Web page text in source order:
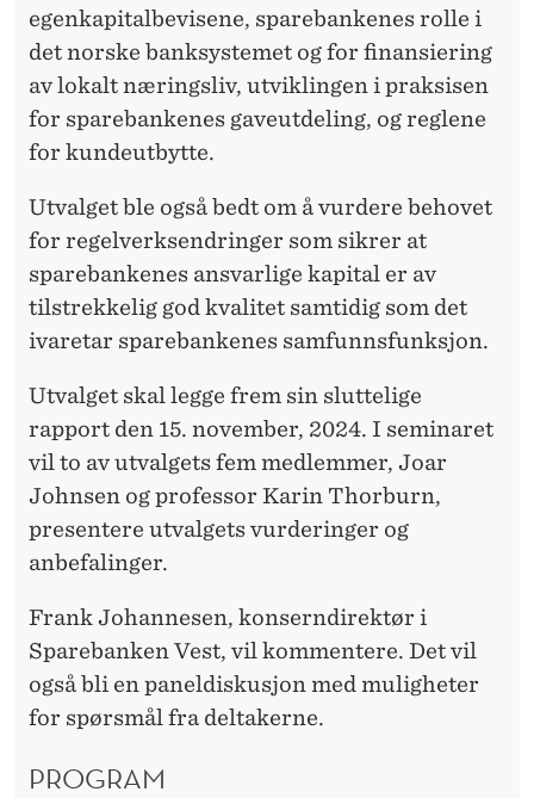
egenkapitalbevisene, sparebankenes rolle i
det norske banksystemet og for finansiering
av lokalt næringsliv, utviklingen i praksisen
for sparebankenes gaveutdeling, og reglene
for kundeutbytte.
Utvalget ble også bedt om å vurdere behovet
for regelverksendringer som sikrer at
sparebankenes ansvarlige kapital er av
tilstrekkelig god kvalitet samtidig som det
ivaretar sparebankenes samfunnsfunksjon.
Utvalget skal legge frem sin sluttelige
rapport den 15. november, 2024. I seminaret
vil to av utvalgets fem medlemmer, Joar
Johnsen og professor Karin Thorburn,
presentere utvalgets vurderinger og
anbefalinger.
Frank Johannesen, konserndirektør i
Sparebanken Vest, vil kommentere. Det vil
også bli en paneldiskusjon med muligheter
for spørsmål fra deltakerne.
PROGRAM